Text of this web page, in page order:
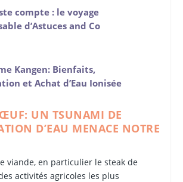
compte : le voyage
d’Astuces and Co
Kangen: Bienfaits,
et Achat d’Eau Ionisée
UN TSUNAMI DE
D’EAU MENACE NOTRE
viande, en particulier le steak de
activités agricoles les plus